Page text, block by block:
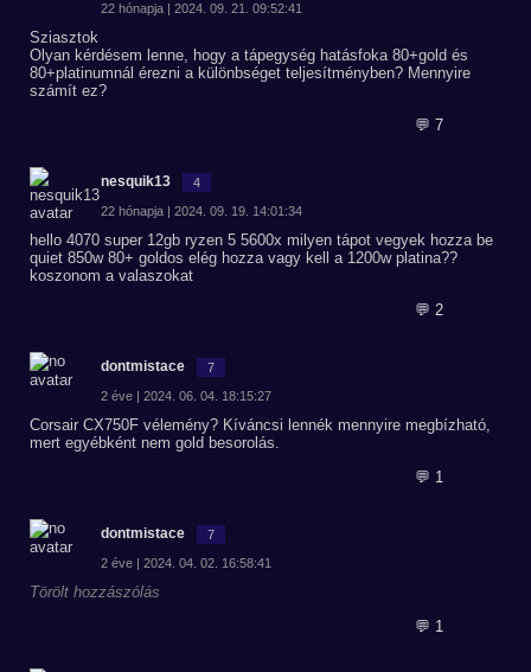
22 hónapja | 2024. 09. 21. 09:52:41
Sziasztok
Olyan kérdésem lenne, hogy a tápegység hatásfoka 80+gold és
80+platinumnál érezni a különbséget teljesítményben? Mennyire
számít ez?
💬 7
nesquik13 4
22 hónapja | 2024. 09. 19. 14:01:34
hello 4070 super 12gb ryzen 5 5600x milyen tápot vegyek hozza be
quiet 850w 80+ goldos elég hozza vagy kell a 1200w platina??
koszonom a valaszokat
💬 2
dontmistace 7
2 éve | 2024. 06. 04. 18:15:27
Corsair CX750F vélemény? Kíváncsi lennék mennyire megbízható,
mert egyébként nem gold besorolás.
💬 1
dontmistace 7
2 éve | 2024. 04. 02. 16:58:41
Törölt hozzászólás
💬 1